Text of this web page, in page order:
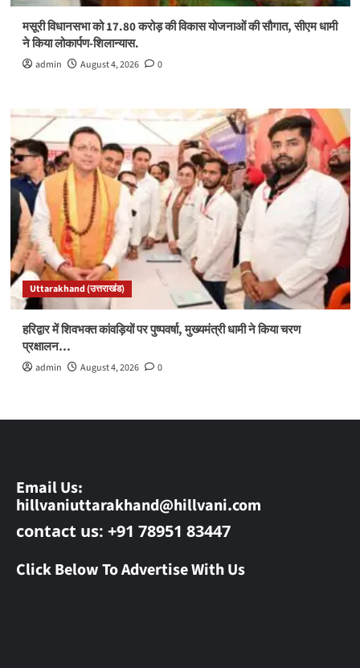
मसूरी विधानसभा को 17.80 करोड़ की विकास योजनाओं की सौगात, सीएम धामी
ने किया लोकार्पण-शिलान्यास.
admin August 4, 2026 0
Uttarakhand (उत्तराखंड)
हरिद्वार में शिवभक्त कांवड़ियों पर पुष्पवर्षा, मुख्यमंत्री धामी ने किया चरण
प्रक्षालन…
admin August 4, 2026 0
Email Us:
hillvaniuttarakhand@hillvani.com
contact us: +91 78951 83447
Click Below To Advertise With Us